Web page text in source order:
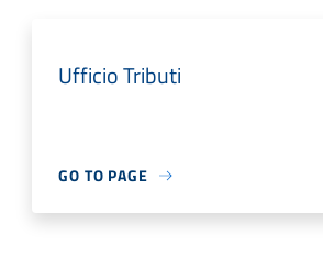
Ufficio Tributi
GO TO PAGE